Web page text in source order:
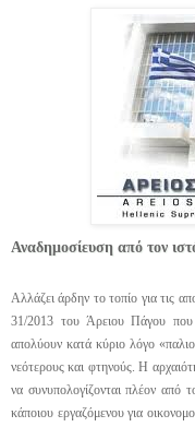
Αναδημοσίευση από τον
Αλλάζει άρδην το τοπίο για τις
31/2013 του Άρειου Πάγου που
απολύουν κατά κύριο λόγο
νεότερους και φτηνούς. Η
να συνυπολογίζονται πλέον από
κάποιου εργαζόμενου για